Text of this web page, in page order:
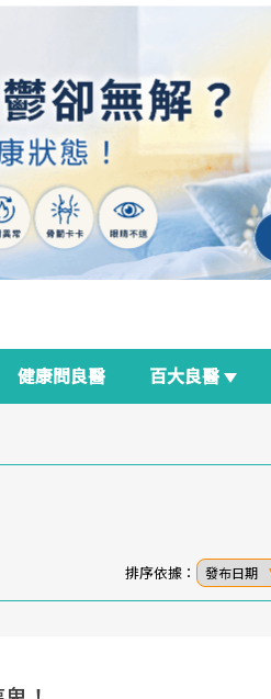
健康問良醫 百大良醫
排序依據： 發布日期